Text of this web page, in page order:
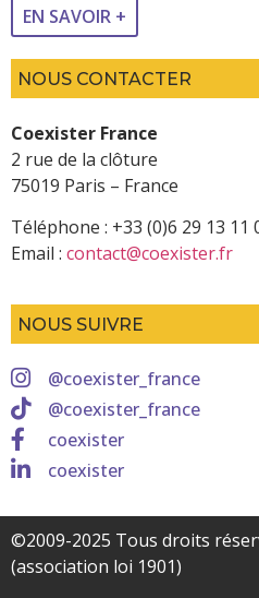
EN SAVOIR +
NOUS CONTACTER
Coexister France
2 rue de la clôture
75019 Paris – France
Téléphone : +33 (0)6 29 13 11
Email : contact@coexister.fr
NOUS SUIVRE
@coexister_france
@coexister_france
coexister
coexister
©2009-2025 Tous droits
(association loi 1901)